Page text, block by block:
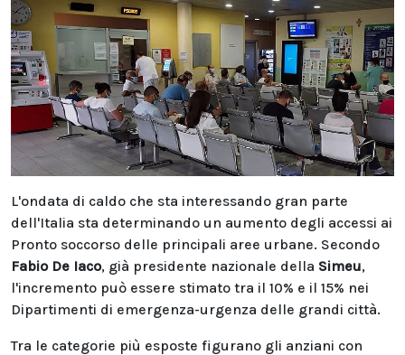
L'ondata di caldo che sta interessando gran parte
dell'Italia sta determinando un aumento degli accessi ai
Pronto soccorso delle principali aree urbane. Secondo
Fabio De Iaco, già presidente nazionale della Simeu,
l'incremento può essere stimato tra il 10% e il 15% nei
Dipartimenti di emergenza-urgenza delle grandi città.
Tra le categorie più esposte figurano gli anziani con